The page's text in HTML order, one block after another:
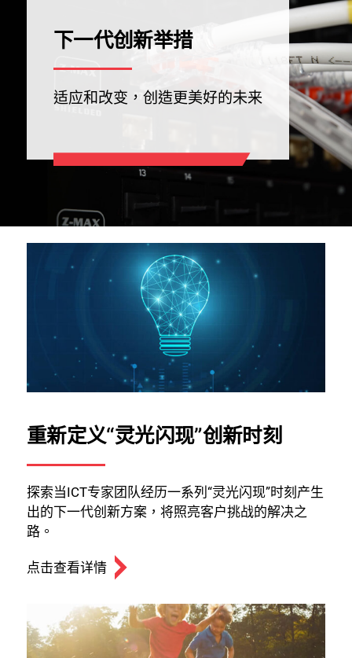
下一代创新举措
适应和改变，创造更美好的未来
重新定义“灵光闪现”创新时刻
探索当ICT专家团队经历一系列“灵光闪现”时刻产生
出的下一代创新方案，将照亮客户挑战的解决之
路。
点击查看详情